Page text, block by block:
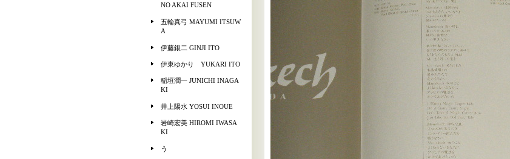
NO AKAI FUSEN
五輪真弓 MAYUMI ITSUW
A
伊藤銀二 GINJI ITO
伊東ゆかり YUKARI ITO
稲垣潤一 JUNICHI INAGA
KI
井上陽水 YOSUI INOUE
岩崎宏美 HIROMI IWASA
KI
う